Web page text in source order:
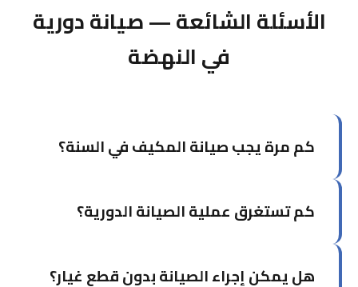
الأسئلة الشائعة — صيانة دورية
في النهضة
كم مرة يجب صيانة المكيف في السنة؟
موسم الصيف (أبريل-مايو) ومرة في فصل الخريف.
كم تستغرق عملية الصيانة الدورية؟
ساعة ونصف. إذا كان لديك أكثر من وحدة، يمكن أن
هل يمكن إجراء الصيانة بدون قطع غيار؟